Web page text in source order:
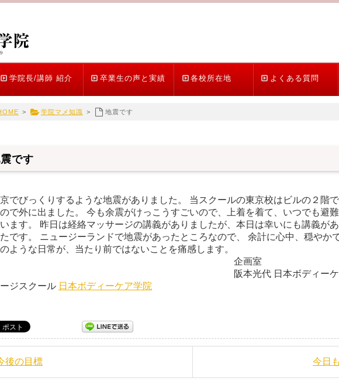
学院長/講師 紹介 卒業生の声と実績 各校所在地 よくある質問
> 学院マメ知識 > 地震です
です
でびっくりするような地震がありました。 当スクールの東京校はビルの２階
で外に出ました。 今も余震がけっこうすごいので、上着を着て、いつでも避
ます。 昨日は経絡マッサージの講義がありましたが、本日は幸いにも講義が
です。 ニュージーランドで地震があったところなので、 余計に心中、穏やか
ような日常が、当たり前ではないことを痛感します。
画室
本光代 日本ボディーケア
ジスクール 日本ボディーケア学院
後の目標 今日